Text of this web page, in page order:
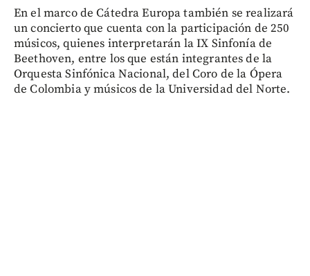
En el marco de Cátedra Europa también se realizará
un concierto que cuenta con la participación de 250
músicos, quienes interpretarán la IX Sinfonía de
Beethoven, entre los que están integrantes de la
Orquesta Sinfónica Nacional, del Coro de la Ópera
de Colombia y músicos de la Universidad del Norte.